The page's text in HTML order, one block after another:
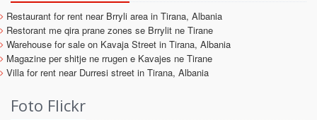
Restaurant for rent near Brryli area in Tirana, Albania
Restorant me qira prane zones se Brrylit ne Tirane
Warehouse for sale on Kavaja Street in Tirana, Albania
Magazine per shitje ne rrugen e Kavajes ne Tirane
Villa for rent near Durresi street in Tirana, Albania
Foto Flickr